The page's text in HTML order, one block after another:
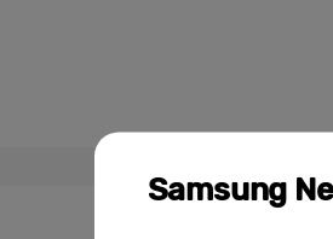
Samsung